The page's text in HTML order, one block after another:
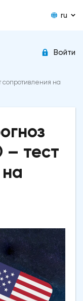
ru
Войти
сопротивления на
– тест